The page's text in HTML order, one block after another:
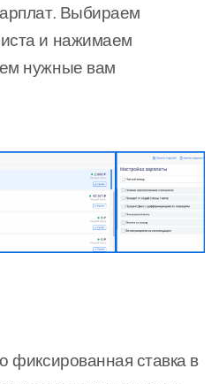
Выбираем
и нажимаем
нужные вам
фиксированная ставка в